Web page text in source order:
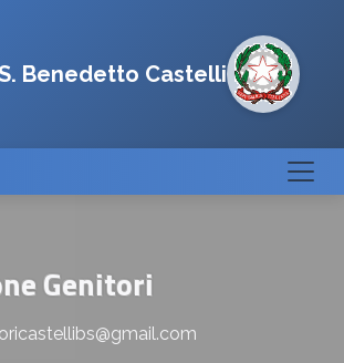
Benedetto Castelli
Genitori